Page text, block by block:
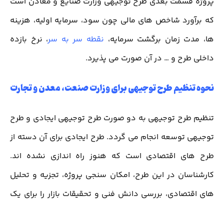
که برآورد شاخص های مالی چون سود، سرمایه اولیه، هزینه
ها، مدت زمان برگشت سرمایه، نقطه سر به سر، نرخ بازده
داخلی طرح و … در آن صورت می پذیرد.
نحوه تنظیم طرح توجیهی برای وزارت صنعت، معدن و تجارت
تنظیم طرح توجیهی به دو صورت طرح توجیهی ایجادی و طرح
توجیهی توسعه انجام می گردد. طرح ایجادی برای آن دسته از
طرح های اقتصادی است که هنوز راه اندازی نشده اند.
کارشناسان در این طرح، امکان سنجی پروژه، تجزیه و تحلیل
های اقتصادی، بررسی دانش فنی و تحقیقات بازار را برای یک